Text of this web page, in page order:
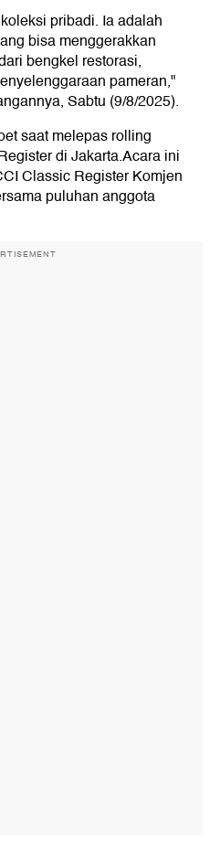
pribadi. Ia adalah
bisa menggerakkan
bengkel restorasi,
pameran,"
Sabtu (9/8/2025).
saat melepas rolling
di Jakarta.Acara ini
Classic Register Komjen
puluhan anggota